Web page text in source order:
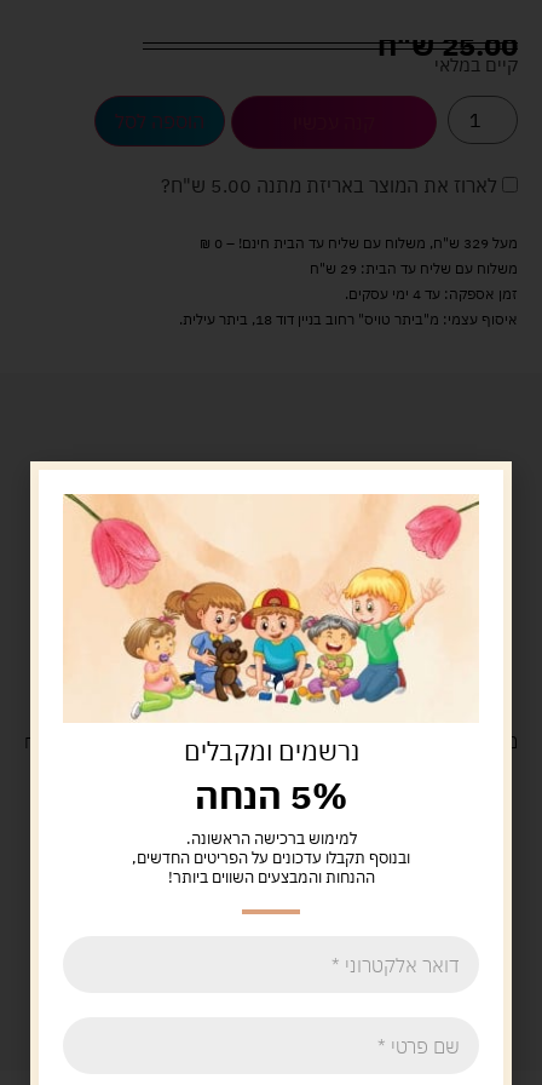
25.00ש"ח
קיים במלאי
הוספה לסל
לארוז את המוצר באריזת מתנה 5.00 ש"ח ?
מעל 329 ש"ח, משלוח עם שליח עד הבית חינם! – 0 ₪
משלוח עם שליח עד הבית: 29 ש"ח
זמן אספקה: עד 4 ימי עסקים.
איסוף עצמי: מ"ביתר טויס" רחוב בניין דוד 18, ביתר עילית.
משלוח בקנייה מעל 329 ש"ח משלוח עםנרשמים ומקבלים
5% הנחה
למימוש ברכישה הראשונה.
ובנוסף תקבלו עדכונים על הפריטים החדשים,
ההנחות והמבצעים השווים ביותר!